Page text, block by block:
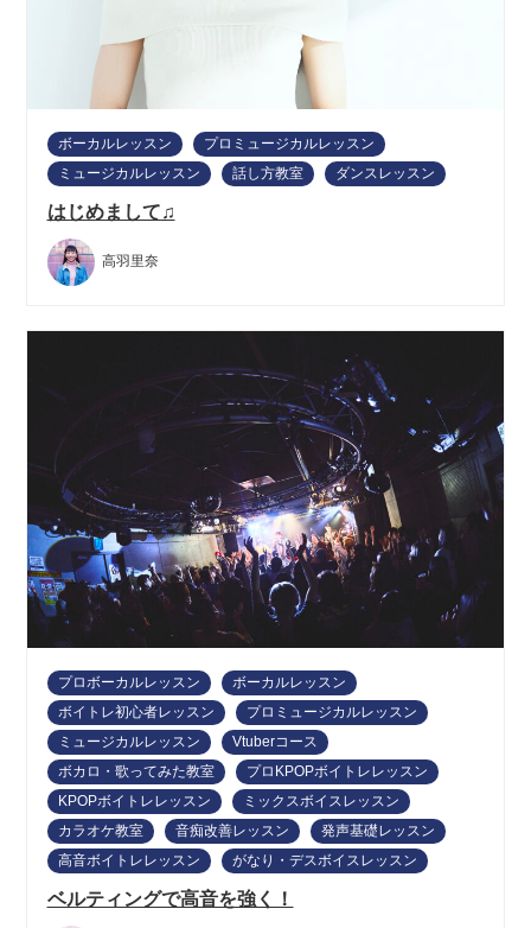
ボーカルレッスン
プロミュージカルレッスン
ミュージカルレッスン
話し方教室 ダンスレッスン
はじめまして♫
高羽里奈
プロボーカルレッスン
ボーカルレッスン
ボイトレ初心者レッスン
プロミュージカルレッスン
ミュージカルレッスン
Vtuberコース
ボカロ・歌ってみた教室
プロKPOPボイトレレッスン
KPOPボイトレレッスン
ミックスボイスレッスン
カラオケ教室
音痴改善レッスン
発声基礎レッスン
高音ボイトレレッスン
がなり・デスボイスレッスン
ベルティングで高音を強く！